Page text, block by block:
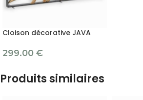
Cloison décorative JAVA
299.00 €
Produits similaires